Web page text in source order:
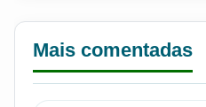
Mais comentadas